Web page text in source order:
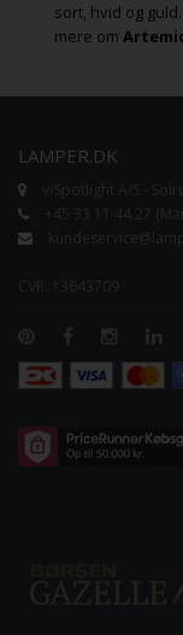
sort, hvid og
mere om
LAMPER.DK